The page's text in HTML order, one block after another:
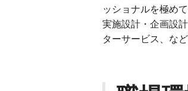
ッショナルを極め
実施設計・企画設
ターサービス、な